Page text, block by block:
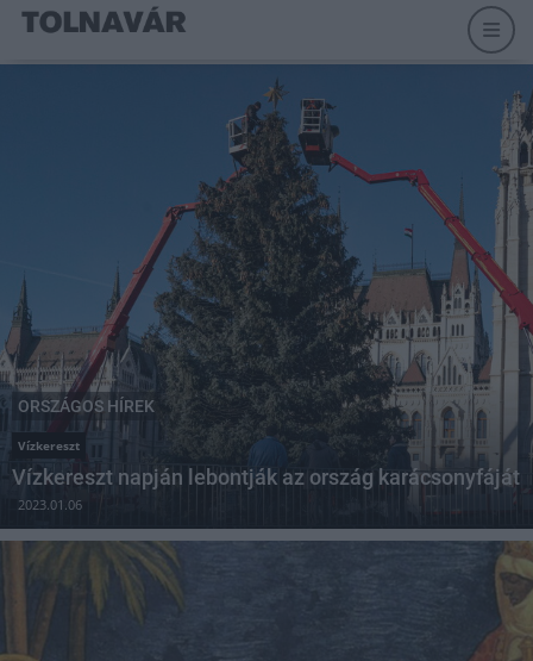
ORSZÁGOS HÍREK
Vízkereszt
Vízkereszt napján lebontják az ország karácsonyfáját
2023.01.06